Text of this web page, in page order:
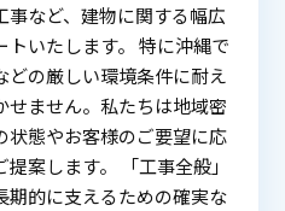
など、建物に関する幅広
いたします。 特に沖縄で
どの厳しい環境条件に耐え
せません。私たちは地域密
状態やお客様のご要望に応
案します。 「工事全般」
期的に支えるための確実な